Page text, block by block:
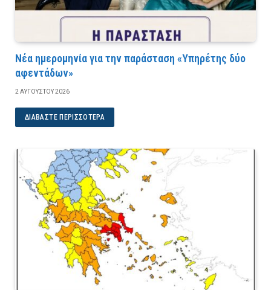
Νέα ημερομηνία για την παράσταση «Υπηρέτης δύο
αφεντάδων»
2 ΑΥΓΟΎΣΤΟΥ 2026
ΔΙΑΒΆΣΤΕ ΠΕΡΙΣΣΌΤΕΡΑ